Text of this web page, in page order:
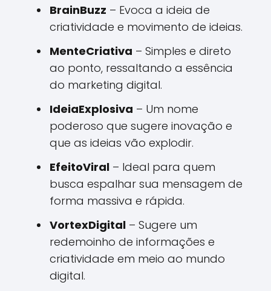
BrainBuzz – Evoca a ideia de
criatividade e movimento de ideias.
MenteCriativa – Simples e direto
ao ponto, ressaltando a essência
do marketing digital.
IdeiaExplosiva – Um nome
poderoso que sugere inovação e
que as ideias vão explodir.
EfeitoViral – Ideal para quem
busca espalhar sua mensagem de
forma massiva e rápida.
VortexDigital – Sugere um
redemoinho de informações e
criatividade em meio ao mundo
digital.